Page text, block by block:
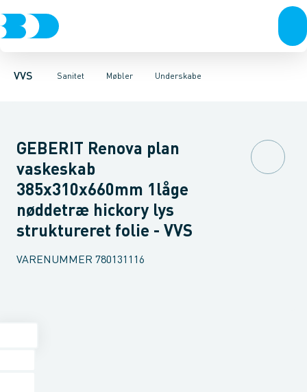
VVS Sanitet
Rør & fittingsPressfittings & rørKuglehaner & ventiler
Møbler
Toiletter, sæder og cisterner VaskeArmaturer
Underskabe
Møbelsæt & pakkerUnderskabeHøjskabe
GEBERIT Renova plan
vaskeskab
385x310x660mm 1låge
nøddetræ hickory lys
struktureret folie - VVS
VARENUMMER 780131116